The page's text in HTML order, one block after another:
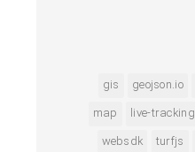
geojson.io
gis
live-tracking
map
turfjs
websdk